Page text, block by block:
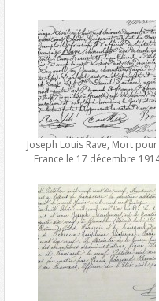
Joseph Louis Rave, Mort pour
France le 17 décembre